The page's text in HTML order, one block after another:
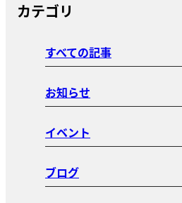
カテゴリ
すべての記事
お知らせ
イベント
ブログ